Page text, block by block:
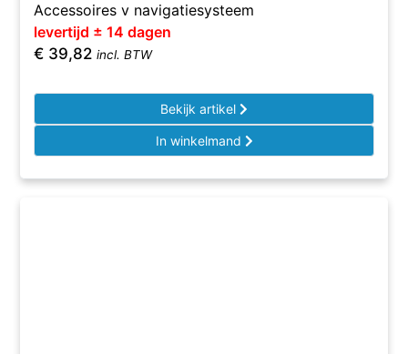
Accessoires v navigatiesysteem
levertijd ± 14 dagen
€ 39,82 incl. BTW
Bekijk artikel
In winkelmand